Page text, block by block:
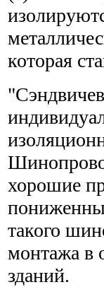
которая
хорошие
такого
монтажа в
зданий.